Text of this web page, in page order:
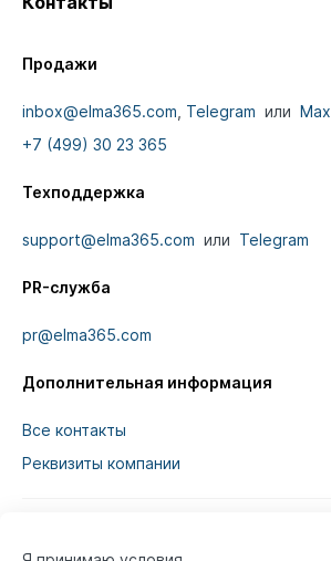
Продажи
inbox@elma365.com Telegram или Max
+7 (499) 30 23 365
Техподдержка
support@elma365.com или Telegram
PR-служба
pr@elma365.com
Дополнительная информация
Все контакты
Реквизиты компании